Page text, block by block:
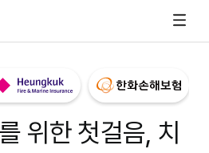
위한 첫걸음, 치